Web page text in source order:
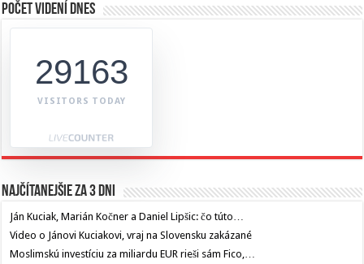
Počet videní dnes
29163
VISITORS TODAY
Najčítanejšie za 3 dni
Ján Kuciak, Marián Kočner a Daniel Lipšic: čo túto…
Video o Jánovi Kuciakovi, vraj na Slovensku zakázané
Moslimskú investíciu za miliardu EUR rieši sám Fico,…